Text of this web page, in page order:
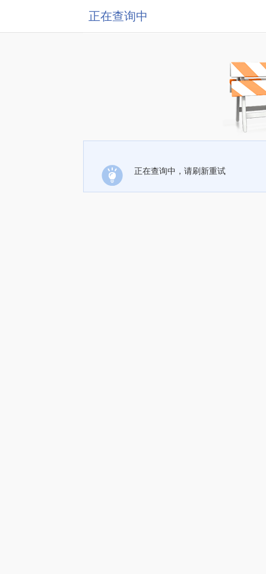
正在查询中
正在查询中，请刷新重试